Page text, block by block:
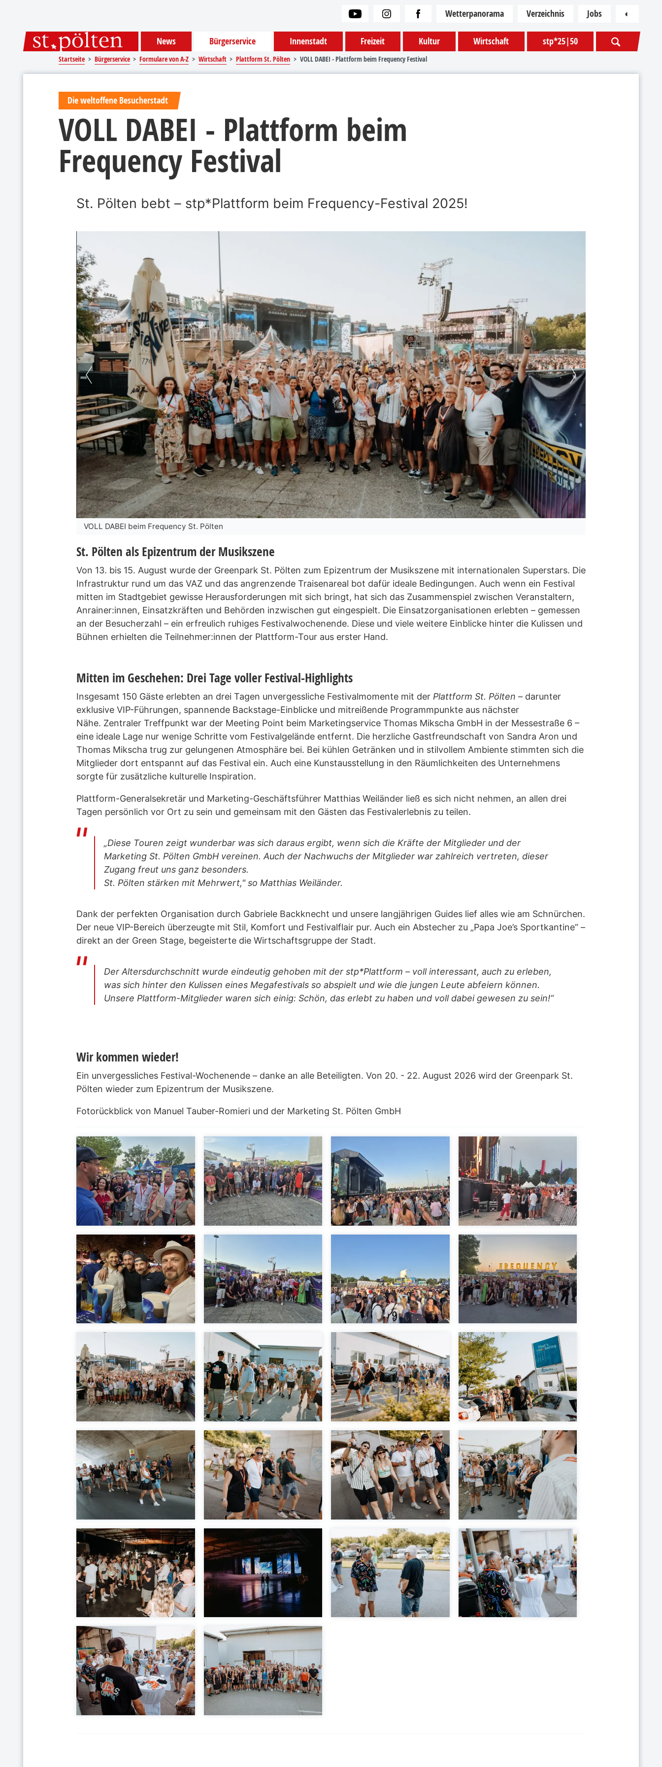
News Bürgerservice Innenstadt Freizeit Kultur Wirtschaft stp*25|50
Wetterpanorama Verzeichnis Jobs ◐
Startseite Bürgerservice Formulare von A-Z Wirtschaft Plattform St. Pölten VOLL DABEI - Plattform beim Frequency Festival
Die weltoffene Besucherstadt
VOLL DABEI - Plattform beim
Frequency Festival
St. Pölten bebt – stp*Plattform beim Frequency-Festival 2025!
VOLL DABEI beim Frequency St. Pölten
St. Pölten als Epizentrum der Musikszene
Von 13. bis 15. August wurde der Greenpark St. Pölten zum Epizentrum der Musikszene mit internationalen Superstars. Die
Infrastruktur rund um das VAZ und das angrenzende Traisenareal bot dafür ideale Bedingungen. Auch wenn ein Festival
mitten im Stadtgebiet gewisse Herausforderungen mit sich bringt, hat sich das Zusammenspiel zwischen Veranstaltern,
Anrainer:innen, Einsatzkräften und Behörden inzwischen gut eingespielt. Die Einsatzorganisationen erlebten – gemessen
an der Besucherzahl – ein erfreulich ruhiges Festivalwochenende. Diese und viele weitere Einblicke hinter die Kulissen und
Bühnen erhielten die Teilnehmer:innen der Plattform-Tour aus erster Hand.
Mitten im Geschehen: Drei Tage voller Festival-Highlights
Insgesamt 150 Gäste erlebten an drei Tagen unvergessliche Festivalmomente mit der Plattform St. Pölten – darunter
exklusive VIP-Führungen, spannende Backstage-Einblicke und mitreißende Programmpunkte aus nächster
Nähe. Zentraler Treffpunkt war der Meeting Point beim Marketingservice Thomas Mikscha GmbH in der Messestraße 6 –
eine ideale Lage nur wenige Schritte vom Festivalgelände entfernt. Die herzliche Gastfreundschaft von Sandra Aron und
Thomas Mikscha trug zur gelungenen Atmosphäre bei. Bei kühlen Getränken und in stilvollem Ambiente stimmten sich die
Mitglieder dort entspannt auf das Festival ein. Auch eine Kunstausstellung in den Räumlichkeiten des Unternehmens
sorgte für zusätzliche kulturelle Inspiration.
Plattform-Generalsekretär und Marketing-Geschäftsführer Matthias Weiländer ließ es sich nicht nehmen, an allen drei
Tagen persönlich vor Ort zu sein und gemeinsam mit den Gästen das Festivalerlebnis zu teilen.
„Diese Touren zeigt wunderbar was sich daraus ergibt, wenn sich die Kräfte der Mitglieder und der
Marketing St. Pölten GmbH vereinen. Auch der Nachwuchs der Mitglieder war zahlreich vertreten, dieser
Zugang freut uns ganz besonders.
St. Pölten stärken mit Mehrwert," so Matthias Weiländer.
Dank der perfekten Organisation durch Gabriele Backknecht und unsere langjährigen Guides lief alles wie am Schnürchen.
Der neue VIP-Bereich überzeugte mit Stil, Komfort und Festivalflair pur. Auch ein Abstecher zu „Papa Joe’s Sportkantine“ –
direkt an der Green Stage, begeisterte die Wirtschaftsgruppe der Stadt.
Der Altersdurchschnitt wurde eindeutig gehoben mit der stp*Plattform – voll interessant, auch zu erleben,
was sich hinter den Kulissen eines Megafestivals so abspielt und wie die jungen Leute abfeiern können.
Unsere Plattform-Mitglieder waren sich einig: Schön, das erlebt zu haben und voll dabei gewesen zu sein!“
Wir kommen wieder!
Ein unvergessliches Festival-Wochenende – danke an alle Beteiligten. Von 20. - 22. August 2026 wird der Greenpark St.
Pölten wieder zum Epizentrum der Musikszene.
Fotorückblick von Manuel Tauber-Romieri und der Marketing St. Pölten GmbH